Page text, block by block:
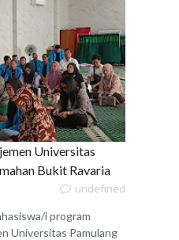
Universitas
Bukit Ravaria
undefined
i program
Universitas Pamulang